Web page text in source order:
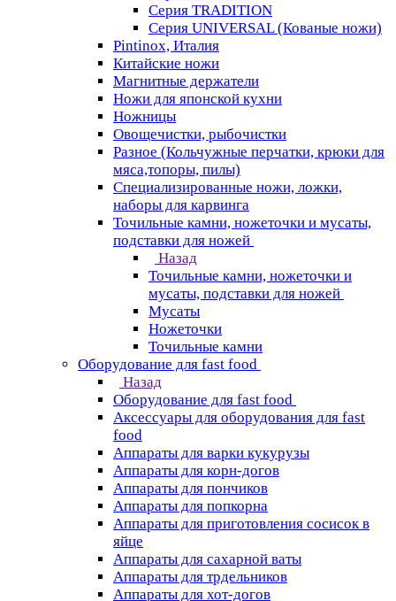
Серия TRADITION
Серия UNIVERSAL (Кованые ножи)
Pintinox, Италия
Китайские ножи
Магнитные держатели
Ножи для японской кухни
Ножницы
Овощечистки, рыбочистки
Разное (Кольчужные перчатки, крюки для
мяса,топоры, пилы)
Специализированные ножи, ложки,
наборы для карвинга
Точильные камни, ножеточки и мусаты,
подставки для ножей
Назад
Точильные камни, ножеточки и
мусаты, подставки для ножей
Мусаты
Ножеточки
Точильные камни
Оборудование для fast food
Назад
Оборудование для fast food
Аксессуары для оборудования для fast
food
Аппараты для варки кукурузы
Аппараты для корн-догов
Аппараты для пончиков
Аппараты для попкорна
Аппараты для приготовления сосисок в
яйце
Аппараты для сахарной ваты
Аппараты для трдельников
Аппараты для хот-догов